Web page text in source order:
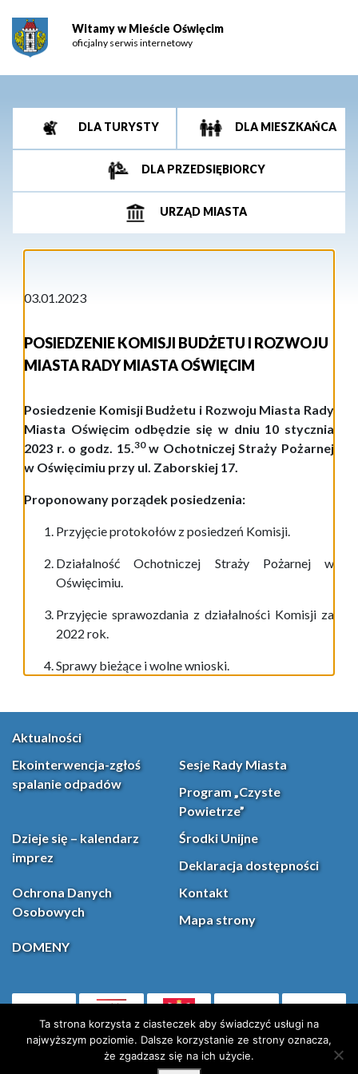
Witamy w Mieście Oświęcim
oficjalny serwis internetowy
DLA TURYSTY DLA MIESZKAŃCA
DLA PRZEDSIĘBIORCY
URZĄD MIASTA
03.01.2023
POSIEDZENIE KOMISJI BUDŻETU I ROZWOJU
MIASTA RADY MIASTA OŚWIĘCIM
Posiedzenie Komisji Budżetu i Rozwoju Miasta Rady
Miasta Oświęcim odbędzie się w dniu 10 stycznia
2023 r. o godz. 15.30w Ochotniczej Straży Pożarnej
w Oświęcimiu przy ul. Zaborskiej 17.
Proponowany porządek posiedzenia:
Przyjęcie protokołów z posiedzeń Komisji.
Działalność Ochotniczej Straży Pożarnej w
Oświęcimiu.
Przyjęcie sprawozdania z działalności Komisji za
2022 rok.
Sprawy bieżące i wolne wnioski.
Aktualności
Ekointerwencja-zgłoś
spalanie odpadów
Sesje Rady Miasta
Program „Czyste
Powietrze”
Dzieje się – kalendarz
imprez
Środki Unijne
Deklaracja dostępności
Ochrona Danych
Osobowych
Kontakt
Mapa strony
DOMENY
(otwiera się w nowej karcie)Facebook
Ta strona korzysta z ciasteczek aby świadczyć usługi na
najwyższym poziomie. Dalsze korzystanie ze strony oznacza,
że zgadzasz się na ich użycie.